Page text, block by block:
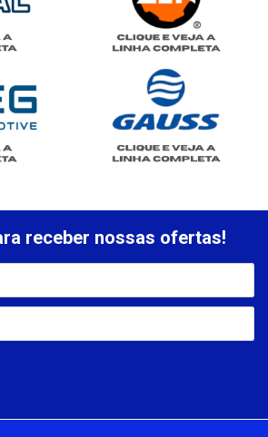
receber nossas ofertas!